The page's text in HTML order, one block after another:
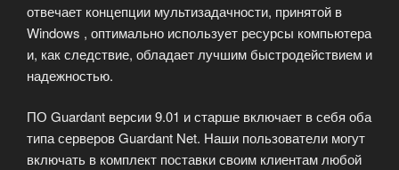
отвечает концепции мультизадачности, принятой в
Windows , оптимально использует ресурсы компьютера
и, как следствие, обладает лучшим быстродействием и
надежностью.
ПО Guardant версии 9.01 и старше включает в себя оба
типа серверов Guardant Net. Наши пользователи могут
включать в комплект поставки своим клиентам любой